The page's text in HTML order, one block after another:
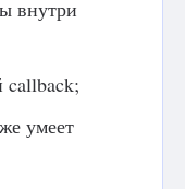
внутри
callback;
умеет